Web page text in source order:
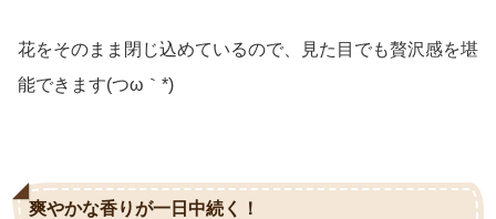
花をそのまま閉じ込めているので、見た目でも贅沢感を堪
能できます(つω｀*)
爽やかな香りが一日中続く！